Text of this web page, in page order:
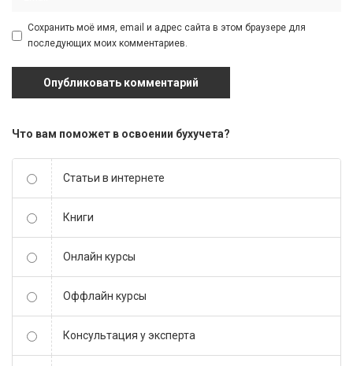
Сохранить моё имя, email и адрес сайта в этом браузере для
последующих моих комментариев.
Что вам поможет в освоении бухучета?
Статьи в интернете
Книги
Онлайн курсы
Оффлайн курсы
Консультация у эксперта